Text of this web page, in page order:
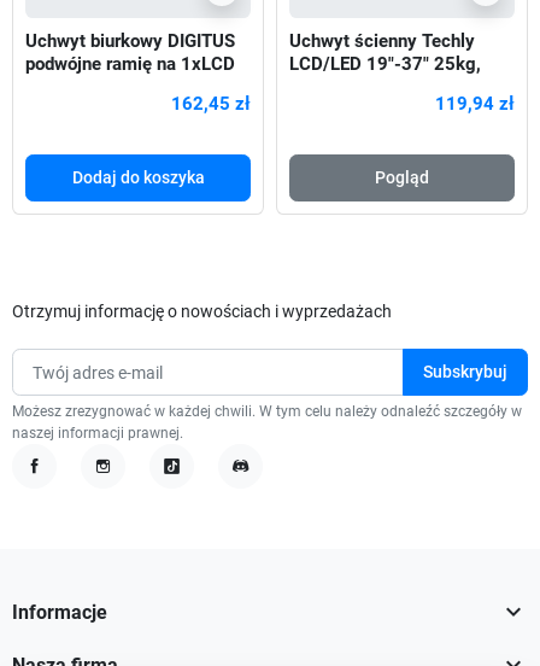
Uchwyt biurkowy DIGITUS
podwójne ramię na 1xLCD
162,45 zł
Dodaj do koszyka
Uchwyt ścienny Techly
LCD/LED 19"-37" 25kg,
119,94 zł
Pogląd
Otrzymuj informację o nowościach i wyprzedażach
Możesz zrezygnować w każdej chwili. W tym celu należy odnaleźć szczegóły w
naszej informacji prawnej.
Informacje 